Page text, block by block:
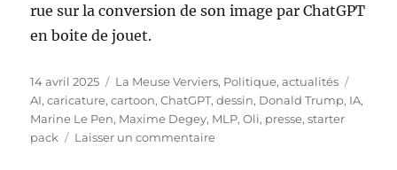
rue sur la conversion de son image par ChatGPT
en boite de jouet.
Publié
le
14 avril 2025 Catégories
La Meuse Verviers, Politique, actualités
AI,caricature,cartoon,ChatGPT,dessin, Donald Trump, IA,
Marine Le Pen, Maxime Degey, MLP,Oli, presse,starter
pack
Laisser un commentairesur